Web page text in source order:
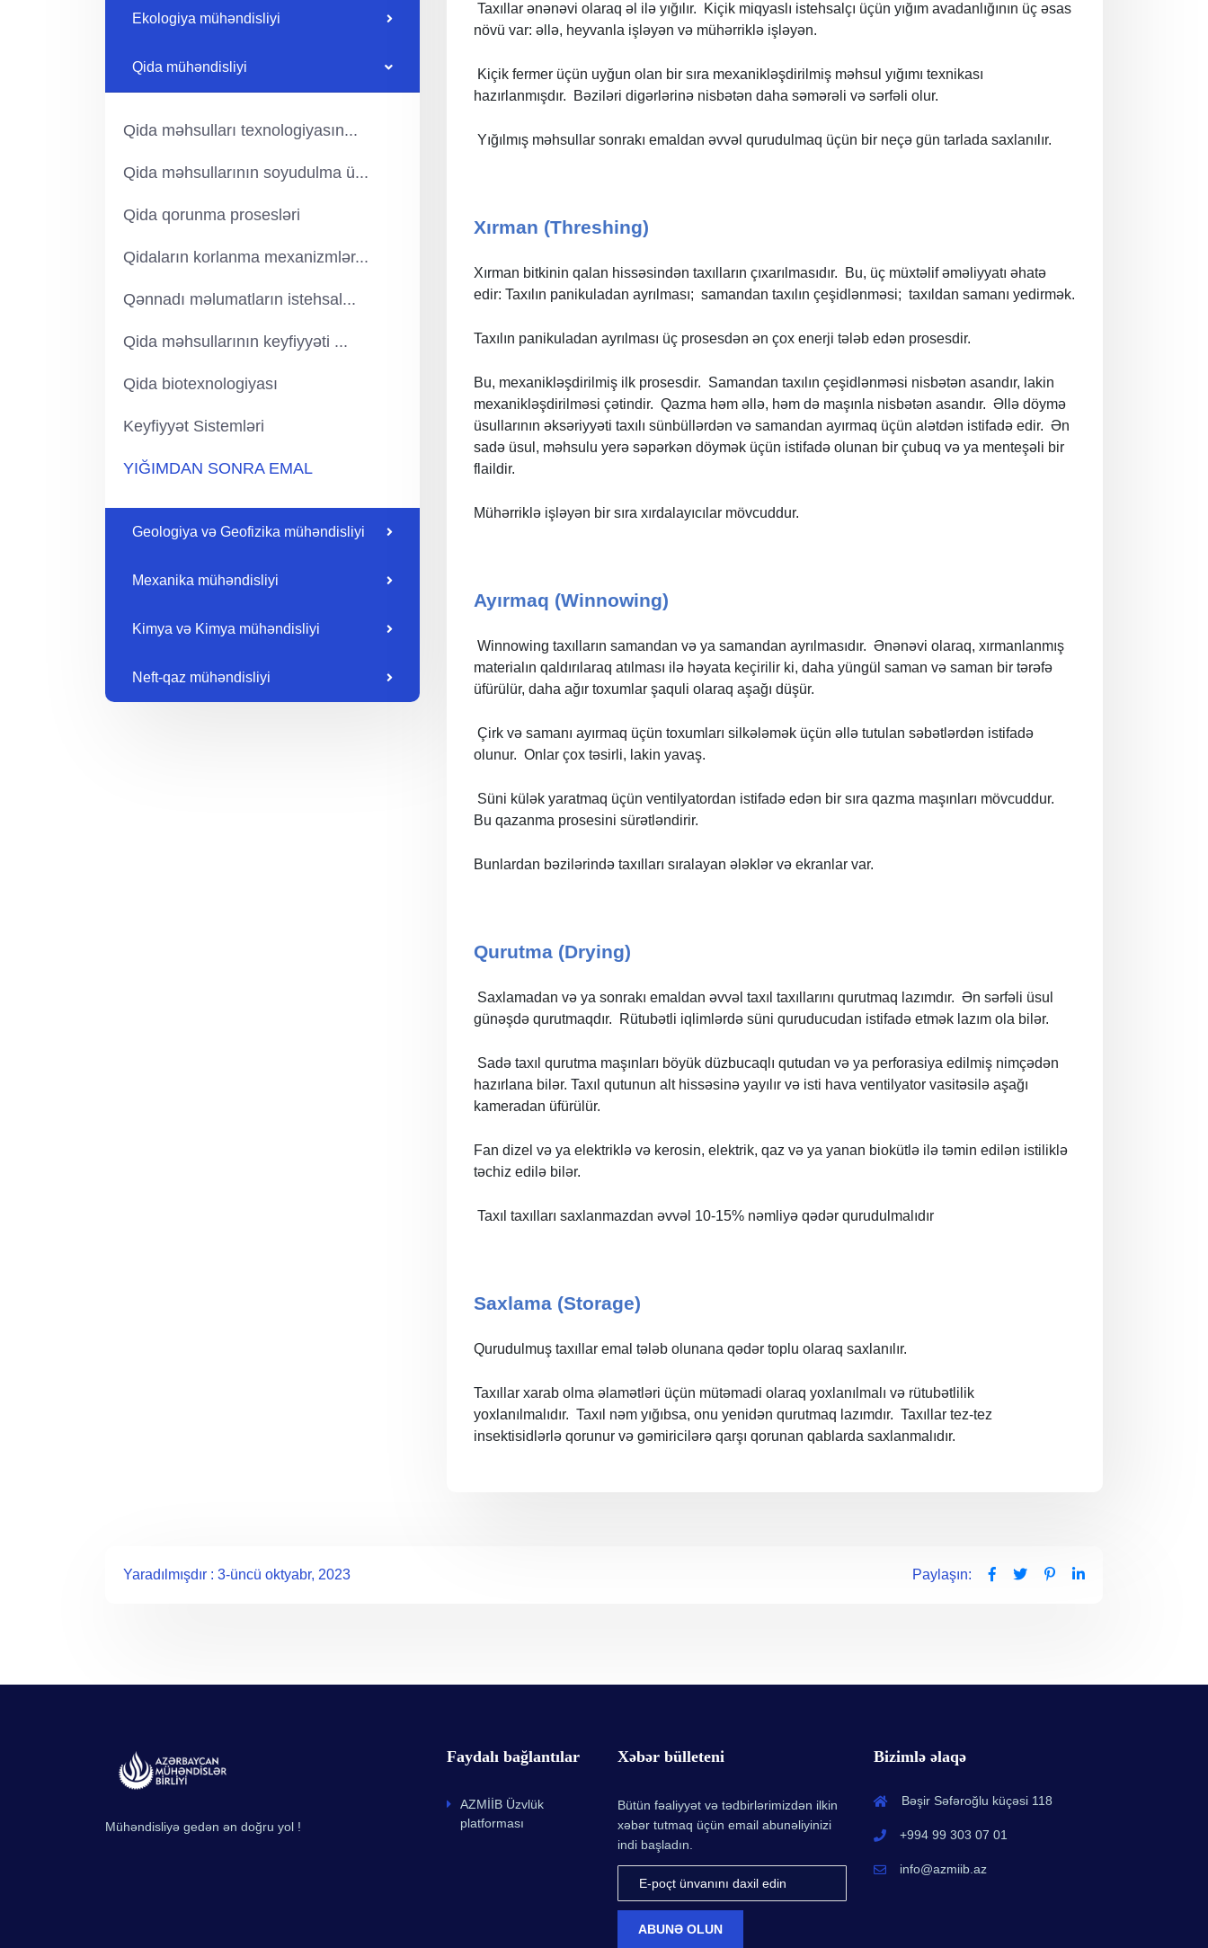
Ekologiya mühəndisliyi
Qida mühəndisliyi
Qida məhsulları texnologiyasın...
Qida məhsullarının soyudulma ü...
Qida qorunma prosesləri
Qidaların korlanma mexanizmlər...
Qənnadı məlumatların istehsal...
Qida məhsullarının keyfiyyəti ...
Qida biotexnologiyası
Keyfiyyət Sistemləri
YIĞIMDAN SONRA EMAL
Geologiya və Geofizika mühəndisliyi
Mexanika mühəndisliyi
Kimya və Kimya mühəndisliyi
Neft-qaz mühəndisliyi
Taxıllar ənənəvi olaraq əl ilə yığılır. Kiçik miqyaslı istehsalçı üçün yığım avadanlığının üç əsas
növü var: əllə, heyvanla işləyən və mühərriklə işləyən.
Kiçik fermer üçün uyğun olan bir sıra mexanikləşdirilmiş məhsul yığımı texnikası
hazırlanmışdır. Bəziləri digərlərinə nisbətən daha səmərəli və sərfəli olur.
Yığılmış məhsullar sonrakı emaldan əvvəl qurudulmaq üçün bir neçə gün tarlada saxlanılır.
Xırman (Threshing)
Xırman bitkinin qalan hissəsindən taxılların çıxarılmasıdır. Bu, üç müxtəlif əməliyyatı əhatə
edir: Taxılın panikuladan ayrılması; samandan taxılın çeşidlənməsi; taxıldan samanı yedirmək.
Taxılın panikuladan ayrılması üç prosesdən ən çox enerji tələb edən prosesdir.
Bu, mexanikləşdirilmiş ilk prosesdir. Samandan taxılın çeşidlənməsi nisbətən asandır, lakin
mexanikləşdirilməsi çətindir. Qazma həm əllə, həm də maşınla nisbətən asandır. Əllə döymə
üsullarının əksəriyyəti taxılı sünbüllərdən və samandan ayırmaq üçün alətdən istifadə edir. Ən
sadə üsul, məhsulu yerə səpərkən döymək üçün istifadə olunan bir çubuq və ya menteşəli bir
flaildir.
Mühərriklə işləyən bir sıra xırdalayıcılar mövcuddur.
Ayırmaq (Winnowing)
Winnowing taxılların samandan və ya samandan ayrılmasıdır. Ənənəvi olaraq, xırmanlanmış
materialın qaldırılaraq atılması ilə həyata keçirilir ki, daha yüngül saman və saman bir tərəfə
üfürülür, daha ağır toxumlar şaquli olaraq aşağı düşür.
Çirk və samanı ayırmaq üçün toxumları silkələmək üçün əllə tutulan səbətlərdən istifadə
olunur. Onlar çox təsirli, lakin yavaş.
Süni külək yaratmaq üçün ventilyatordan istifadə edən bir sıra qazma maşınları mövcuddur.
Bu qazanma prosesini sürətləndirir.
Bunlardan bəzilərində taxılları sıralayan ələklər və ekranlar var.
Qurutma (Drying)
Saxlamadan və ya sonrakı emaldan əvvəl taxıl taxıllarını qurutmaq lazımdır. Ən sərfəli üsul
günəşdə qurutmaqdır. Rütubətli iqlimlərdə süni quruducudan istifadə etmək lazım ola bilər.
Sadə taxıl qurutma maşınları böyük düzbucaqlı qutudan və ya perforasiya edilmiş nimçədən
hazırlana bilər. Taxıl qutunun alt hissəsinə yayılır və isti hava ventilyator vasitəsilə aşağı
kameradan üfürülür.
Fan dizel və ya elektriklə və kerosin, elektrik, qaz və ya yanan biokütlə ilə təmin edilən istiliklə
təchiz edilə bilər.
Taxıl taxılları saxlanmazdan əvvəl 10-15% nəmliyə qədər qurudulmalıdır
Saxlama (Storage)
Qurudulmuş taxıllar emal tələb olunana qədər toplu olaraq saxlanılır.
Taxıllar xarab olma əlamətləri üçün mütəmadi olaraq yoxlanılmalı və rütubətlilik
yoxlanılmalıdır. Taxıl nəm yığıbsa, onu yenidən qurutmaq lazımdır. Taxıllar tez-tez
insektisidlərlə qorunur və gəmiricilərə qarşı qorunan qablarda saxlanmalıdır.
Yaradılmışdır : 3-üncü oktyabr, 2023 Paylaşın:
Mühəndisliyə gedən ən doğru yol !
Faydalı bağlantılar
AZMİİB Üzvlük
platforması
Xəbər bülleteni
Bütün fəaliyyət və tədbirlərimizdən ilkin
xəbər tutmaq üçün email abunəliyinizi
indi başladın.
ABUNƏ OLUN
Bizimlə əlaqə
Bəşir Səfəroğlu küçəsi 118
+994 99 303 07 01
info@azmiib.az